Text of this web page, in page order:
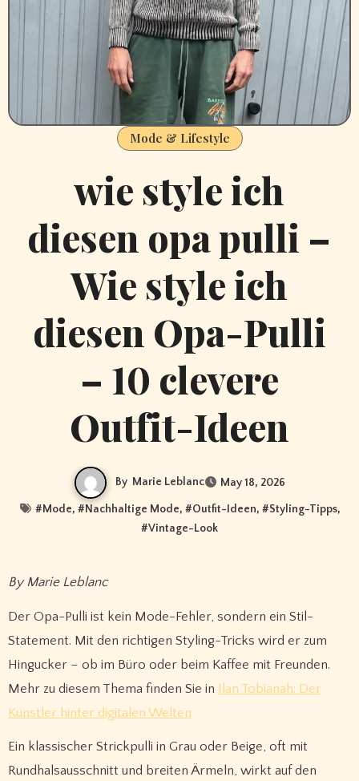
Mode & Lifestyle
wie style ich
diesen opa pulli –
Wie style ich
diesen Opa-Pulli
– 10 clevere
Outfit-Ideen
By Marie Leblanc May 18, 2026
#Mode, #Nachhaltige Mode, #Outfit-Ideen, #Styling-Tipps,
#Vintage-Look
By Marie Leblanc
Der Opa-Pulli ist kein Mode-Fehler, sondern ein Stil-
Statement. Mit den richtigen Styling-Tricks wird er zum
Hingucker – ob im Büro oder beim Kaffee mit Freunden.
Mehr zu diesem Thema finden Sie in Ilan Tobianah: Der
Künstler hinter digitalen Welten
Ein klassischer Strickpulli in Grau oder Beige, oft mit
Rundhalsausschnitt und breiten Ärmeln, wirkt auf den